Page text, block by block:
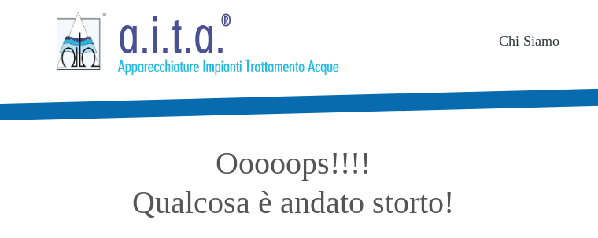
Totale:
0,00 €
Chi Siamo
Ooooops!!!!
Qualcosa è andato storto!